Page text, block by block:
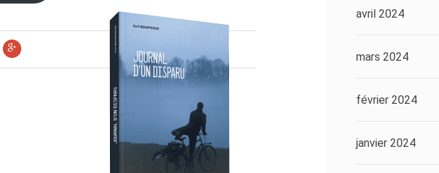
avril 2024
mars 2024
février 2024
janvier 2024